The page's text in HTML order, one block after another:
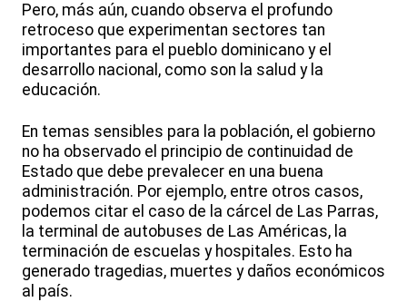
Pero, más aún, cuando observa el profundo
retroceso que experimentan sectores tan
importantes para el pueblo dominicano y el
desarrollo nacional, como son la salud y la
educación.
En temas sensibles para la población, el gobierno
no ha observado el principio de continuidad de
Estado que debe prevalecer en una buena
administración. Por ejemplo, entre otros casos,
podemos citar el caso de la cárcel de Las Parras,
la terminal de autobuses de Las Américas, la
terminación de escuelas y hospitales. Esto ha
generado tragedias, muertes y daños económicos
al país.